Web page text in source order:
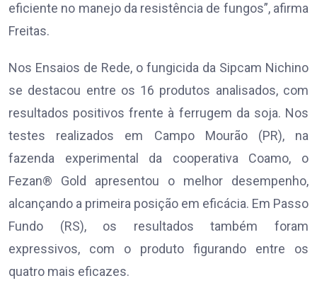
eficiente no manejo da resistência de fungos”, afirma
Freitas.
Nos Ensaios de Rede, o fungicida da Sipcam Nichino
se destacou entre os 16 produtos analisados, com
resultados positivos frente à ferrugem da soja. Nos
testes realizados em Campo Mourão (PR), na
fazenda experimental da cooperativa Coamo, o
Fezan® Gold apresentou o melhor desempenho,
alcançando a primeira posição em eficácia. Em Passo
Fundo (RS), os resultados também foram
expressivos, com o produto figurando entre os
quatro mais eficazes.